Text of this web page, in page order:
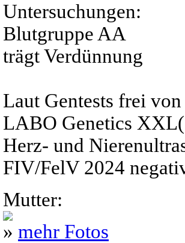
Untersuchungen:
Blutgruppe AA
trägt Verdünnung
Laut Gentests frei
LABO Genetics
Herz- und
FIV/FelV 2024
Mutter:
» mehr Fotos